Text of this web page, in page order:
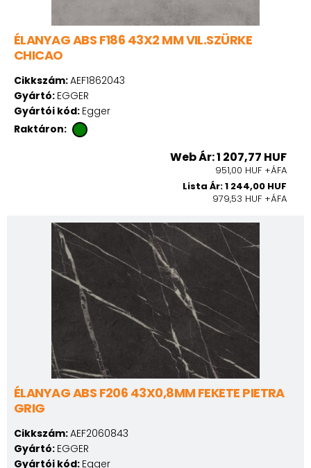
ÉLANYAG ABS F186 43X2 MM VIL.SZÜRKE
CHICAO
Cikkszám:AEF1862043
Gyártó: EGGER
Gyártói kód: Egger
Raktáron:
Web Ár: 1 207,77 HUF
951,00 HUF +ÁFA
Lista Ár: 1 244,00 HUF
979,53 HUF +ÁFA
ÉLANYAG ABS F206 43X0,8MM FEKETE PIETRA
GRIG
Cikkszám:AEF2060843
Gyártó: EGGER
Gyártói kód: Egger